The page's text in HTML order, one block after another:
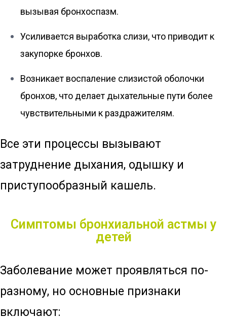
вызывая бронхоспазм.
Усиливается выработка слизи, что приводит к
закупорке бронхов.
Возникает воспаление слизистой оболочки
бронхов, что делает дыхательные пути более
чувствительными к раздражителям.
Все эти процессы вызывают
затруднение дыхания, одышку и
приступообразный кашель.
Симптомы бронхиальной астмы у
детей
Заболевание может проявляться по-
разному, но основные признаки
включают: